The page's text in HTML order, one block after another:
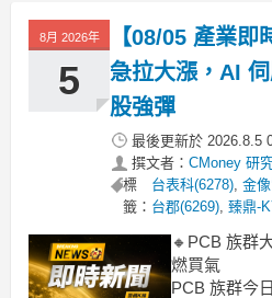
要受惠於兩
階PCB板需
訂單
8月 2026年
5
【08/05 產業
急拉大漲，AI
股強彈
最後更新於 2026.8.5
撰文者： CMoney 研
標
籤：
台表科(6278),金
台郡(6269),臻鼎-
🔸PCB 族群
燃買氣
PCB 族群今